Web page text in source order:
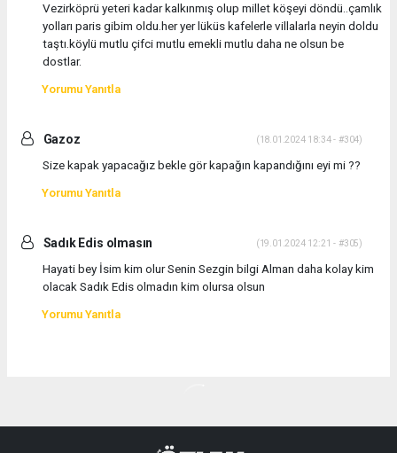
Vezirköprü yeteri kadar kalkınmış olup millet köşeyi döndü..çamlık
yolları paris gibim oldu.her yer lüküs kafelerle villalarla neyin doldu
taştı.köylü mutlu çifci mutlu emekli mutlu daha ne olsun be
dostlar.
Yorumu Yanıtla
Gazoz (18.01.2024 18:34 - #304)
Size kapak yapacağız bekle gör kapağın kapandığını eyi mi ??
Yorumu Yanıtla
Sadık Edis olmasın (19.01.2024 12:21 - #305)
Hayati bey İsim kim olur Senin Sezgin bilgi Alman daha kolay kim
olacak Sadık Edis olmadın kim olursa olsun
Yorumu Yanıtla